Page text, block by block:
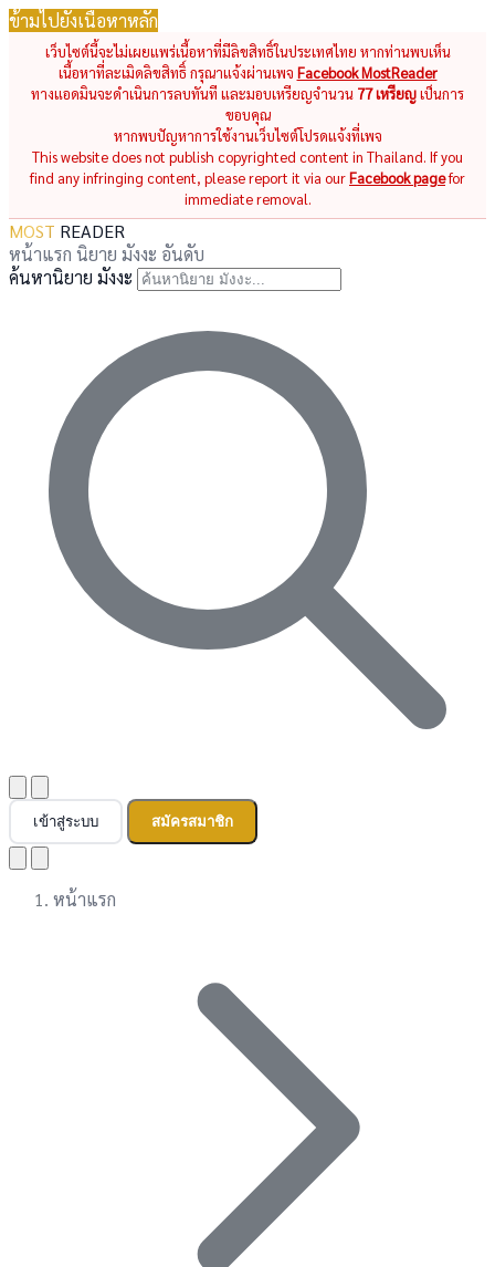
ข้ามไปยังเนื้อหาหลัก
เว็บไซต์นี้จะไม่เผยแพร่เนื้อหาที่มีลิขสิทธิ์ในประเทศไทย หากท่านพบเห็น
เนื้อหาที่ละเมิดลิขสิทธิ์ กรุณาแจ้งผ่านเพจ Facebook MostReader
ทางแอดมินจะดำเนินการลบทันที และมอบเหรียญจำนวน 77 เหรียญเป็นการ
ขอบคุณ
หากพบปัญหาการใช้งานเว็บไซต์โปรดแจ้งที่เพจ
This website does not publish copyrighted content in Thailand. If you
find any infringing content, please report it via ourFacebook pagefor
immediate removal.
MOST READER
หน้าแรก นิยาย มังงะ อันดับ
ค้นหานิยาย มังงะ
เข้าสู่ระบบ สมัครสมาชิก
หน้าแรก